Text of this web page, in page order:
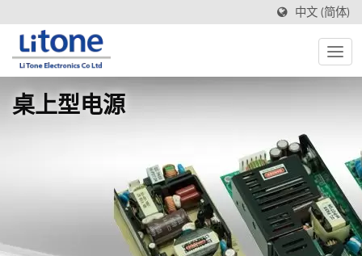
中文 (简体)
桌上型电源